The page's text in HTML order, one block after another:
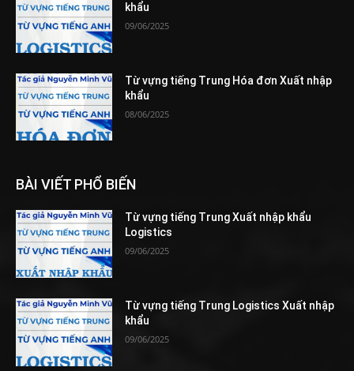
khẩu
09/06/2025
Từ vựng tiếng Trung Hóa đơn Xuất nhập
khẩu
08/06/2025
BÀI VIẾT PHỔ BIẾN
Từ vựng tiếng Trung Xuất nhập khẩu
Logistics
09/06/2025
Từ vựng tiếng Trung Logistics Xuất nhập
khẩu
09/06/2025